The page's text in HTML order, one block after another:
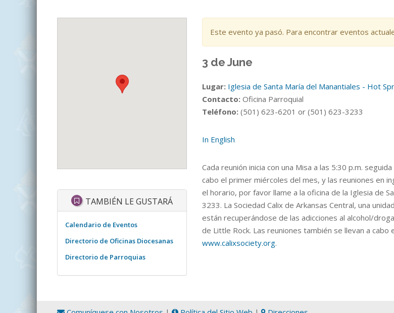
Este evento ya pasó. Para encontrar eventos
3 de June
Lugar: Iglesia de Santa María del Manantiales - Hot
Contacto: Oficina Parroquial
Teléfono: (501) 623-6201 or (501) 623-3233
In English
Cada reunión inicia con una Misa a las 5:30 p.m.
cabo el primer miércoles del mes, y las reuniones en
el horario, por favor llame a la oficina de la Iglesia de
3233. La Sociedad Calix de Arkansas Central, una
están recuperándose de las adicciones al alcohol/
de Little Rock. Las reuniones también se llevan a
www.calixsociety.org.
TAMBIÉN LE GUSTARÁ
Calendario de Eventos
Directorio de Oficinas Diocesanas
Directorio de Parroquias